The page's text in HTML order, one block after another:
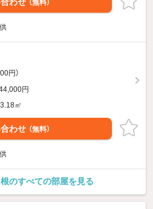
わせ （無料）
円）
円
㎡
わせ （無料）
のすべての部屋を見る